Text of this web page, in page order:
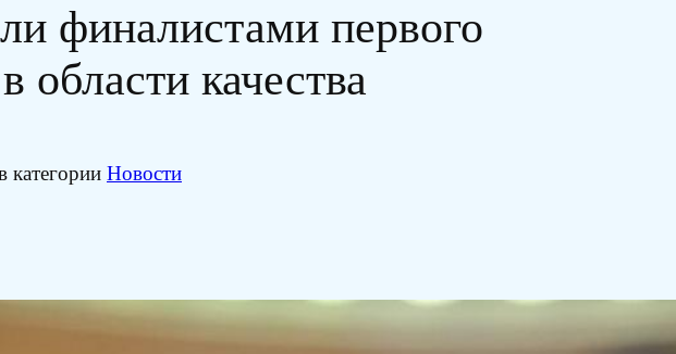
финалистами первого
качества
категории Новости